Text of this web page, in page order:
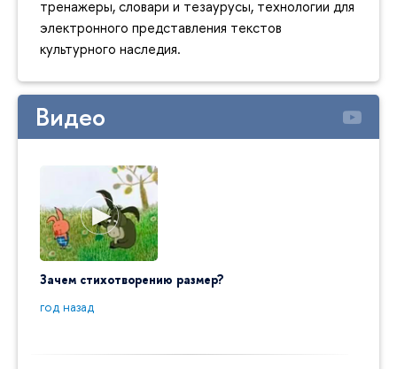
тренажеры, словари и тезаурусы, технологии для
электронного представления текстов
культурного наследия.
Видео
Зачем стихотворению размер?
год назад